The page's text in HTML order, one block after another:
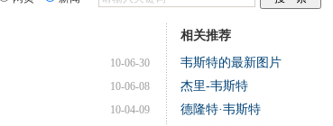
10-06-30
10-06-08
10-04-09
相关推荐
韦斯特的最新图片
杰里-韦斯特
德隆特·韦斯特